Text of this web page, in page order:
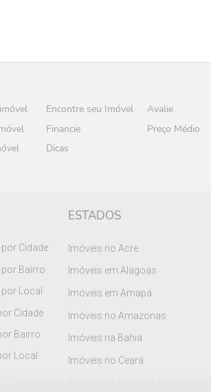
Encontre seu Imóvel
Avalie
Financie
Preço Médio
Dicas
Cidade
por Bairro
Local
Cidade
Bairro
Local
ESTADOS
Imóveis no Acre
Imóveis em Alagoas
Imóveis em Amapá
Imóveis no Amazonas
Imóveis na Bahia
Imóveis no Ceará